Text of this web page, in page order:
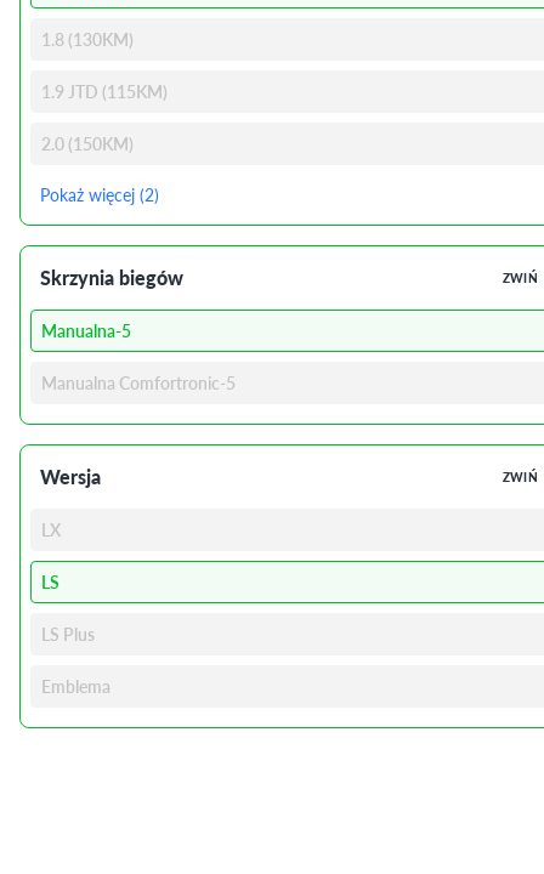
1.8 (130KM)
1.9 JTD (115KM)
2.0 (150KM)
Pokaż więcej (2)
Skrzynia biegów ZWIŃ
Manualna-5
Manualna Comfortronic-5
Wersja ZWIŃ
LX
LS
LS Plus
Emblema